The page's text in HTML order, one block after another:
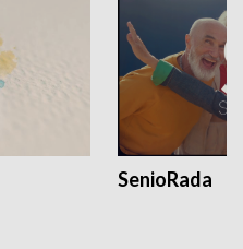
SenioRada